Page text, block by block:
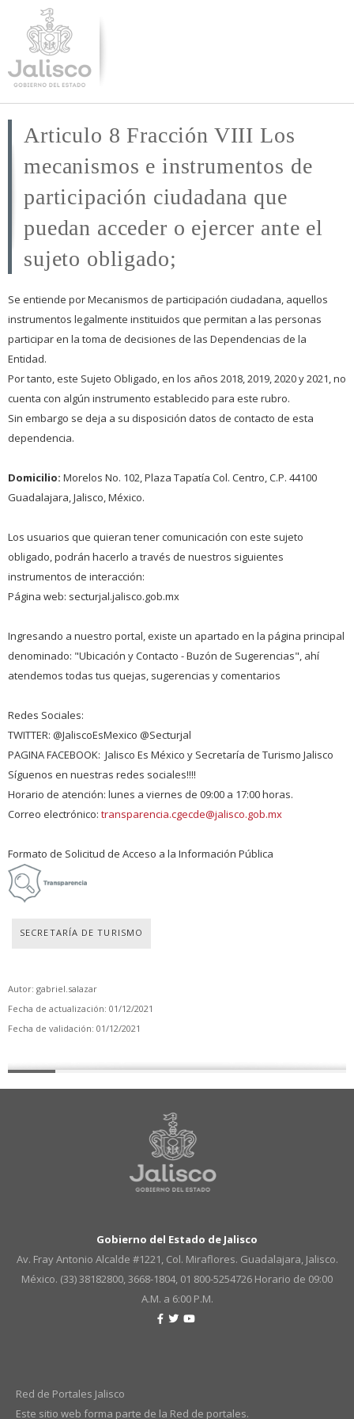
Articulo 8 Fracción VIII Los
mecanismos e instrumentos de
participación ciudadana que
puedan acceder o ejercer ante el
sujeto obligado;
Se entiende por Mecanismos de participación ciudadana, aquellos
instrumentos legalmente instituidos que permitan a las personas
participar en la toma de decisiones de las Dependencias de la
Entidad.
Por tanto, este Sujeto Obligado, en los años 2018, 2019, 2020 y 2021, no
cuenta con algún instrumento establecido para este rubro.
Sin embargo se deja a su disposición datos de contacto de esta
dependencia.
Domicilio: Morelos No. 102, Plaza Tapatía Col. Centro, C.P. 44100
Guadalajara, Jalisco, México.
Los usuarios que quieran tener comunicación con este sujeto
obligado, podrán hacerlo a través de nuestros siguientes
instrumentos de interacción:
Página web: secturjal.jalisco.gob.mx
Ingresando a nuestro portal, existe un apartado en la página principal
denominado: "Ubicación y Contacto - Buzón de Sugerencias", ahí
atendemos todas tus quejas, sugerencias y comentarios
Redes Sociales:
TWITTER: @JaliscoEsMexico @Secturjal
PAGINA FACEBOOK: Jalisco Es México y Secretaría de Turismo Jalisco
Síguenos en nuestras redes sociales!!!!
Horario de atención: lunes a viernes de 09:00 a 17:00 horas.
Correo electrónico: transparencia.cgecde@jalisco.gob.mx
Formato de Solicitud de Acceso a la Información Pública
SECRETARÍA DE TURISMO
Autor: gabriel.salazar
Fecha de actualización: 01/12/2021
Fecha de validación: 01/12/2021
Gobierno del Estado de Jalisco
Av. Fray Antonio Alcalde #1221, Col. Miraflores. Guadalajara, Jalisco.
México. (33) 38182800, 3668-1804, 01 800-5254726 Horario de 09:00
A.M. a 6:00 P.M.
Red de Portales Jalisco
Este sitio web forma parte de la Red de portales.